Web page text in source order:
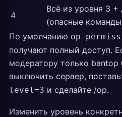
4
Всё из уровня 3
(опасные
По умолчанию op-
получают полный доступ.
модератору только bantop
выключить сервер,
level=3 и сделайте /op.
Изменить уровень